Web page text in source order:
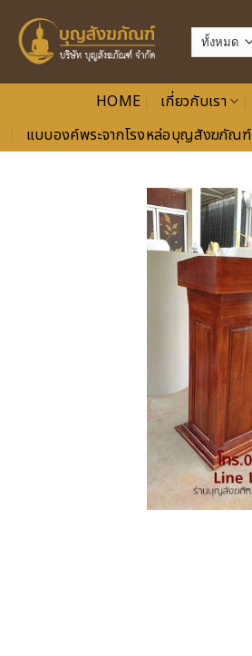
HOME เกี่ยวกับเรา
แบบองค์พระจากโรงหล่อบุญสังฆภัณฑ์